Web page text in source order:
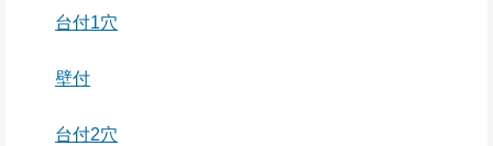
台付1穴
壁付
台付2穴